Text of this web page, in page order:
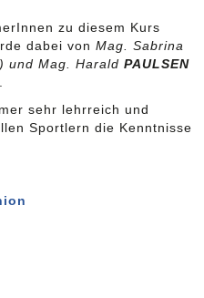
zu diesem Kurs
dabei von Mag. Sabrina
und Mag. Harald PAULSEN
sehr lehrreich und
Sportlern die Kenntnisse